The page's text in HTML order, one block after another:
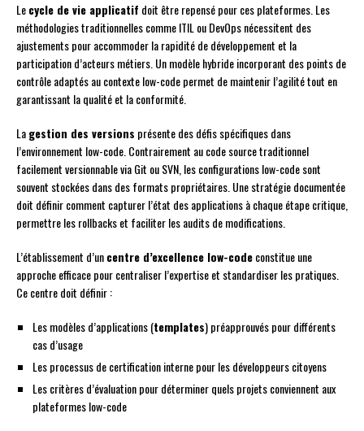
Lecycle de vie applicatif doit être repensé pour ces plateformes. Les
méthodologies traditionnelles comme ITIL ou DevOps nécessitent des
ajustements pour accommoder la rapidité de développement et la
participation d’acteurs métiers. Un modèle hybride incorporant des points de
contrôle adaptés au contexte low-code permet de maintenir l’agilité tout en
garantissant la qualité et la conformité.
Lagestion des versions présente des défis spécifiques dans
l’environnement low-code. Contrairement au code source traditionnel
facilement versionnable via Git ou SVN, les configurations low-code sont
souvent stockées dans des formats propriétaires. Une stratégie documentée
doit définir comment capturer l’état des applications à chaque étape critique,
permettre les rollbacks et faciliter les audits de modifications.
L’établissement d’uncentre d’excellence low-codeconstitue une
approche efficace pour centraliser l’expertise et standardiser les pratiques.
Ce centre doit définir :
Les modèles d’applications (templates) préapprouvés pour différents
cas d’usage
Les processus de certification interne pour les développeurs citoyens
Les critères d’évaluation pour déterminer quels projets conviennent aux
plateformes low-code